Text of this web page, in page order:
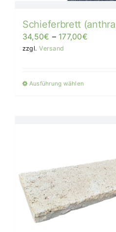
Schieferbrett
34,50€ – 177,00€
zzgl.Versand
Ausführung wählen
Die
Optionen
können
auf